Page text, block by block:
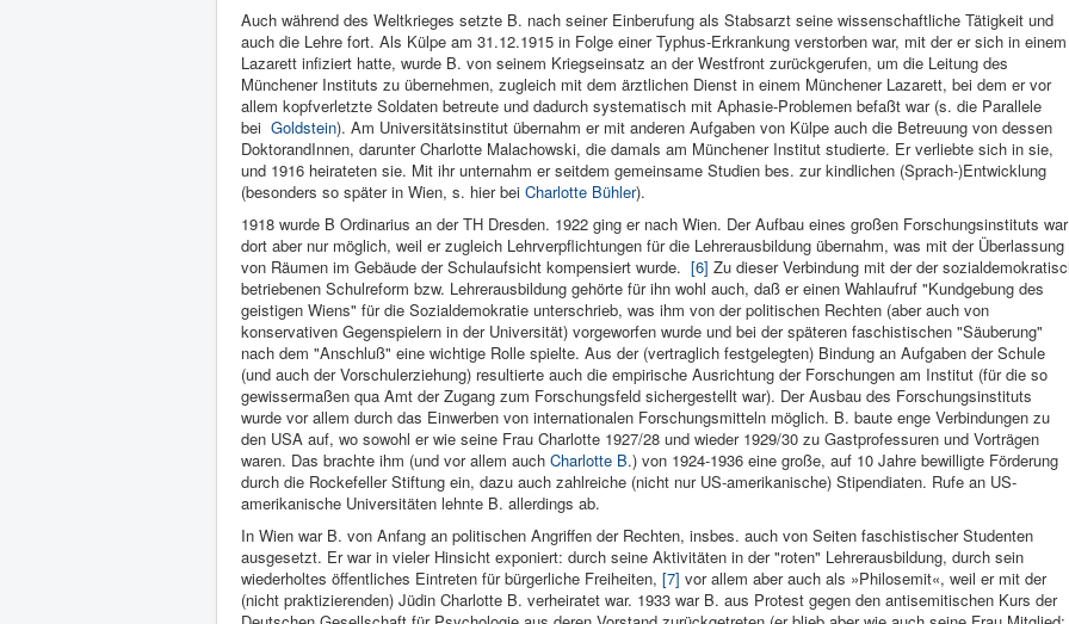
Auch wäh­rend des Welt­krieges setzte B. nach seiner Ein­berufung als Stabs­arzt seine wis­senschaftliche Tätigkeit und
auch die Lehre fort. Als Külpe am 31.12.1915 in Folge einer Typhus-Erkrankung verstorben war, mit der er sich in einem
Lazarett infiziert hatte, wurde B. von seinem Kriegseinsatz an der Westfront zurückgerufen, um die Leitung des
Münchener Instituts zu übernehmen, zugleich mit dem ärztlichen Dienst in einem Münchener Lazarett, bei dem er vor
allem kopfverletzte Soldaten betreute und dadurch systematisch mit Aphasie-Problemen befaßt war (s. die Parallele
bei Goldstein). Am Universitätsinstitut übernahm er mit anderen Aufgaben von Külpe auch die Betreuung von dessen
DoktorandInnen, darunter Charlotte Malachowski, die damals am Münchener Institut studierte. Er verliebte sich in sie,
und 1916 heirateten sie. Mit ihr unternahm er seitdem ge­meinsame Stu­dien bes. zur kindlichen (Sprach­-)Entwicklung
(besonders so später in Wien, s. hier bei Charlotte Bühler).
1918 wurde B Ordina­rius an der TH Dres­den. 1922 ging er nach Wien. Der Aufbau eines großen For­schungsinstituts war
dort aber nur möglich, weil er zugleich­ Lehrverpflichtungen für die Lehrerausbil­dung übernahm, was mit der Überlassung
von Räumen im Gebäude der Schulaufsicht kompensiert wurde. [6] Zu dieser Verbindung mit der der
be­triebenen Schulreform bzw. Leh­rerausbildung gehörte für ihn wohl auch, daß er einen Wahlaufruf "Kundgebung des
geistigen Wiens" für die Sozialdemokratie unterschrieb, was ihm von der politischen Rechten (aber auch von
konservativen Gegenspielern in der Universität) vorgeworfen wurde und bei der späteren faschistischen "Säuberung"
nach dem "Anschluß" eine wichtige Rolle spielte. Aus der (vertraglich festgelegten) Bindung an Aufgaben der Schule
(und auch der Vorschulerziehung) resultierte auch die empirische Ausrichtung der Forschungen am Institut (für die so
gewissermaßen qua Amt der Zugang zum Forschungsfeld sichergestellt war). Der Ausbau des Forschungsinstituts
wurde vor allem durch das Einwerben von internationalen Forschungsmitteln möglich. B. baute enge Verbindungen zu
den USA auf, wo sowohl er wie seine Frau Char­lotte 1927/28 und wieder 1929/30 zu Gastprofes­suren und Vorträ­gen
waren. Das brachte ihm (und vor allem auch Charlotte B.) von 1924-1936 eine große, auf 10 Jahre bewilligte Förderung
durch die Rockefel­ler Stif­tung ein, dazu auch zahlreiche (nicht nur US-ame­rikanische) Stipen­diaten. Rufe an US-
amerikanische Uni­versitäten lehnte B. allerdings ab.
In Wien war B. von Anfang an poli­tischen An­griffen der Rech­ten, insbes. auch von Seiten faschisti­scher Studen­ten
ausge­setzt. Er war in vieler Hinsicht ex­poniert: durch seine Aktivitäten in der "roten" Lehrerausbildung, durch sein
wiederholtes öffentliches Eintreten für bür­gerliche Frei­heiten, [7] vor allem aber auch als »Philosemit«, weil er mit der
(nicht praktizierenden) Jüdin Charlotte B. verheiratet war. 1933 war B. aus Protest gegen den anti­semitischen Kurs der